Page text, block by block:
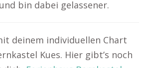
bin dabei gelassener.
deinem individuellen Chart
Kues. Hier gibt’s noch